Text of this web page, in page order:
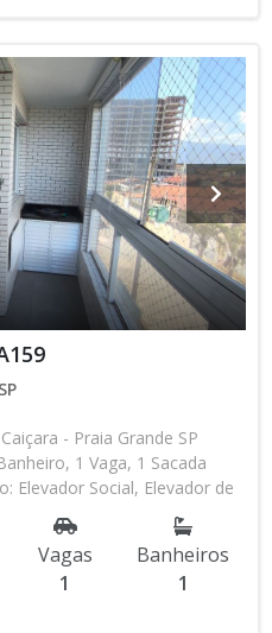
- Praia Grande SP
1 Vaga, 1 Sacada
Elevador Social, Elevador de
Piscina, Sauna, Salão de
Kids, Espaço Gourmet,
Financiamento Bancário * Os
ser alterados sem prévio
Vagas
1
Banheiros
1